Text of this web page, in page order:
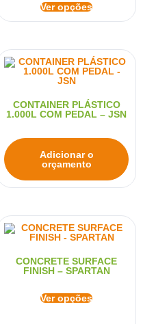
Ver opções
CONTAINER PLÁSTICO
1.000L COM PEDAL – JSN
Adicionar o
orçamento
CONCRETE SURFACE
FINISH – SPARTAN
Ver opções